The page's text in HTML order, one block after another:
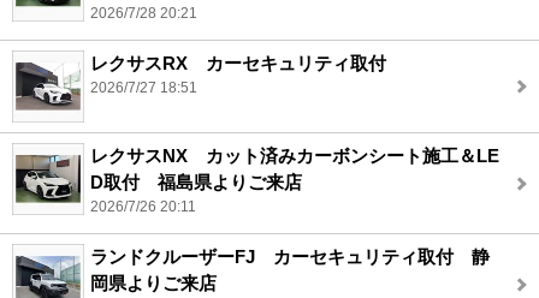
2026/7/28 20:21
レクサスRX カーセキュリティ取付
2026/7/27 18:51
レクサスNX カット済みカーボンシート施工＆LE
D取付 福島県よりご来店
2026/7/26 20:11
ランドクルーザーFJ カーセキュリティ取付 静
岡県よりご来店